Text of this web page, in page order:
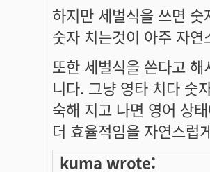
하지만 세벌식을 쓰면
숫자 치는것이 아주 자
또한 세벌식을 쓴다고
니다. 그냥 영타 치다 숫
숙해 지고 나면 영어 상
더 효율적임을 자연스럽
kuma wrote: